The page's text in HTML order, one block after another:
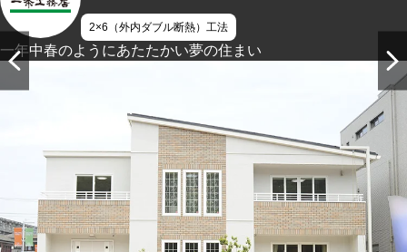
2×6（外内ダブル断熱）工法
一年中春のようにあたたかい夢の住まい